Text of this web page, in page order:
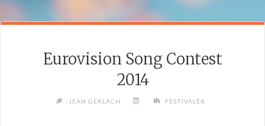
Eurovision Song Contest
2014
JEAN GERLACH FESTIVALER